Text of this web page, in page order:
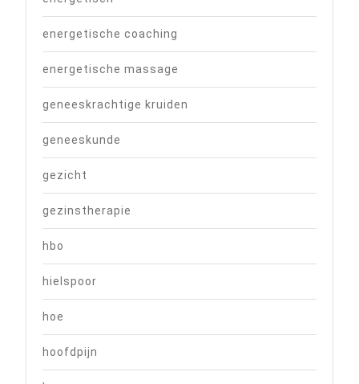
energetische coaching
energetische massage
geneeskrachtige kruiden
geneeskunde
gezicht
gezinstherapie
hbo
hielspoor
hoe
hoofdpijn